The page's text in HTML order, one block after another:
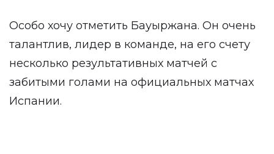
Особо хочу отметить Бауыржана. Он очень
талантлив, лидер в команде, на его счету
несколько результативных матчей с
забитыми голами на официальных матчах
Испании.